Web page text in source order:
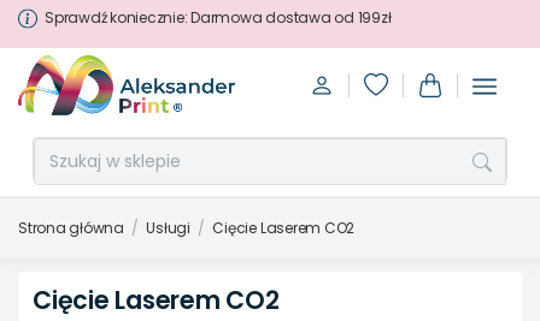
Sprawdź koniecznie: Darmowa dostawa od 199zł
Strona główna Usługi Cięcie Laserem CO2
Cięcie Laserem CO2